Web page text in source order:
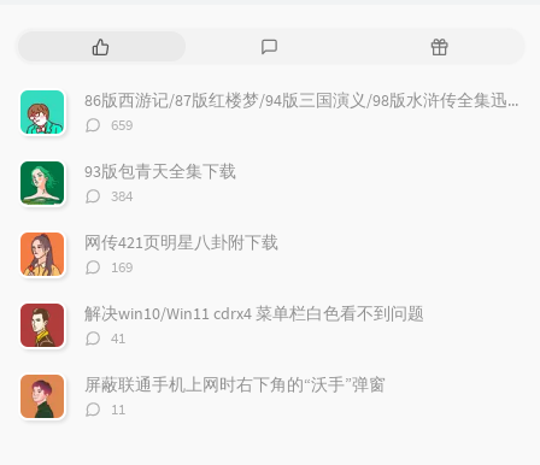
热
文
章
评
论
随
文
章
86版西游记/87版红楼梦/94版三国演义/98版水浒传全集迅雷下载
评
数：
659
93版包青天全集下载
评
数：
384
网传421页明星八卦附下载
评
数：
169
解决win10/Win11 cdrx4 菜单栏白色看不到问题
评
数：
41
屏蔽联通手机上网时右下角的“沃手”弹窗
评
11